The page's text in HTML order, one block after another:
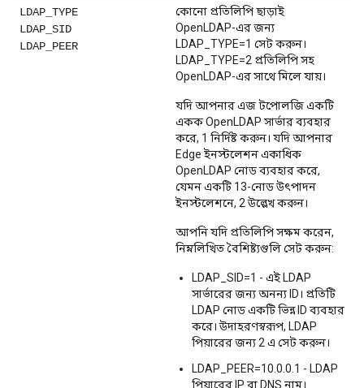
LDAP_TYPE
LDAP_SID
LDAP_PEER
কোনো প্রতিলিপি ছাড়াই
OpenLDAP-এর জন্য
LDAP_TYPE=1 সেট করুন।
LDAP_TYPE=2 প্রতিলিপি সহ
OpenLDAP-এর সাথে মিলে যায়।
যদি আপনার এজ টপোলজি একটি
একক OpenLDAP সার্ভার ব্যবহার
করে, 1 নির্দিষ্ট করুন। যদি আপনার
Edge ইনস্টলেশন একাধিক
OpenLDAP নোড ব্যবহার করে,
যেমন একটি 13-নোড উৎপাদন
ইনস্টলেশনে, 2 উল্লেখ করুন।
আপনি যদি প্রতিলিপি সক্ষম করেন,
নিম্নলিখিত বৈশিষ্ট্যগুলি সেট করুন:
LDAP_SID=1 - এই LDAP
সার্ভারের জন্য অনন্য ID। প্রতিটি
LDAP নোড একটি ভিন্ন ID ব্যবহার
করে। উদাহরণস্বরূপ, LDAP
পিয়ারের জন্য 2 এ সেট করুন।
LDAP_PEER=10.0.0.1 - LDAP
পিয়ারের IP বা DNS নাম।